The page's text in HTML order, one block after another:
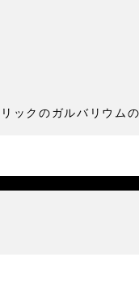
ックのガルバリウム